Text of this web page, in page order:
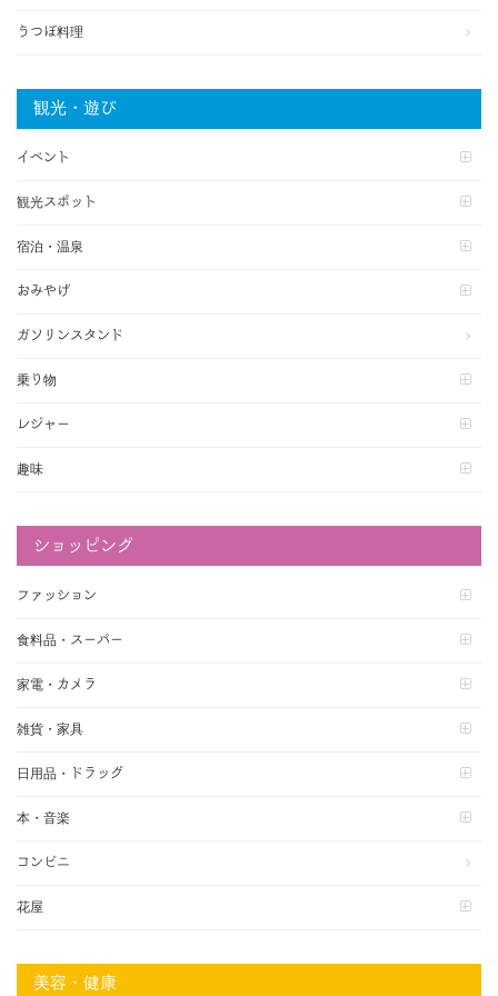
うつぼ料理
観光・遊び
イベント
観光スポット
宿泊・温泉
おみやげ
ガソリンスタンド
乗り物
レジャー
趣味
ショッピング
ファッション
食料品・スーパー
家電・カメラ
雑貨・家具
日用品・ドラッグ
本・音楽
コンビニ
花屋
美容・健康